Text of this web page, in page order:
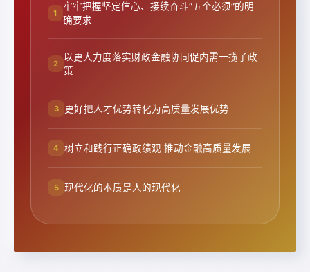
1
牢牢把握坚定信心、接续奋斗“五个必须”的明
确要求
2
以更大力度落实财政金融协同促内需一揽子政
策
3 更好把人才优势转化为高质量发展优势
4 树立和践行正确政绩观 推动金融高质量发展
5 现代化的本质是人的现代化